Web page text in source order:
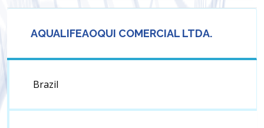
AQUALIFEAOQUI COMERCIAL LTDA.
Brazil